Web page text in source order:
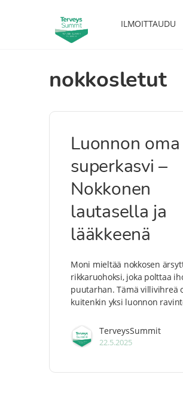
ILMOITTAUDU
nokkosletut
Luonnon oma
superkasvi –
Nokkonen
lautasella ja
lääkkeenä
Moni mieltää nokkosen
rikkaruohoksi, joka polttaa
puutarhan. Tämä villivihreä
kuitenkin yksi luonnon
TerveysSummit
22.5.2025